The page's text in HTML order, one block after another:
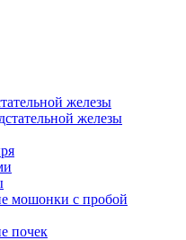
железы
железы
мошонки с пробой
почек